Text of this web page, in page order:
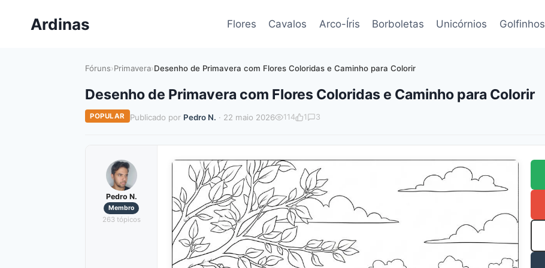
Ardinas Flores Cavalos Arco-Íris Borboletas Unicórnios Golfinhos
Fóruns›Primavera›Desenho de Primavera com Flores Coloridas e Caminho para Colorir
Desenho de Primavera com Flores Coloridas e Caminho para Colorir
POPULAR Publicado por Pedro N. · 22 maio 2026 114 1 3
Pedro N.
Membro
263 tópicos